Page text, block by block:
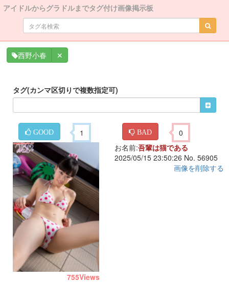
アイドルからグラドルまでタグ付け画像掲示板
西野小春 ✕
タグ(カンマ区切りで複数指定可)
GOOD 1 BAD 0
755Views
お名前:吾輩は猫である
2025/05/15 23:50:26 No. 56905
画像を削除する